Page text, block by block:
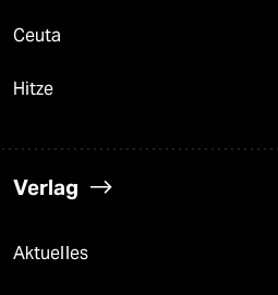
Ceuta
Hitze
Verlag
Aktuelles